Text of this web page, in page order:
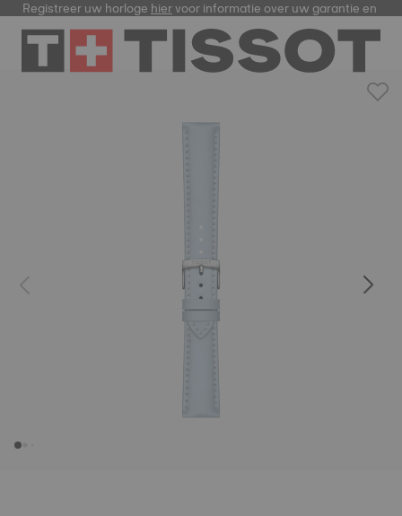
Registreer uw horlogehiervoor informatie over uw garantie en